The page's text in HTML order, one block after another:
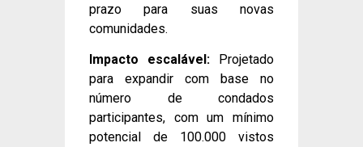
prazo para suas novas
comunidades.
Impacto escalável: Projetado
para expandir com base no
número de condados
participantes, com um mínimo
potencial de 100.000 vistos